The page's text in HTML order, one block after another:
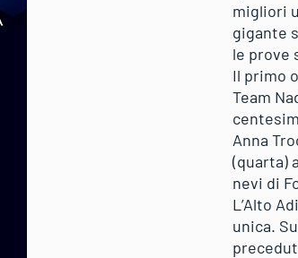
migliori
gigante
le prove
Il primo
Team
Anna
(quarta)
nevi di
L’Alto
unica.